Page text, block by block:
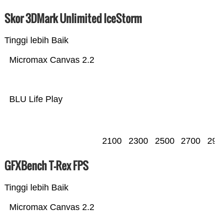
Skor 3DMark Unlimited IceStorm
Tinggi lebih Baik
BLU Life Play
Micromax Canvas 2.2
2100 2300 2500 2700
GFXBench T-Rex FPS
Tinggi lebih Baik
Micromax Canvas 2.2